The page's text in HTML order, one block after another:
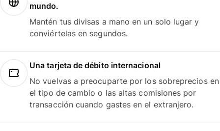
mundo.
Mantén tus divisas a mano en un solo lugar y
conviértelas en segundos.
Una tarjeta de débito internacional
No vuelvas a preocuparte por los sobreprecios en
el tipo de cambio o las altas comisiones por
transacción cuando gastes en el extranjero.